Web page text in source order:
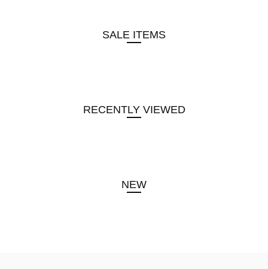
SALE ITEMS
RECENTLY VIEWED
NEW